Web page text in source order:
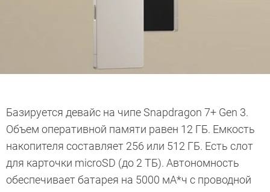
Базируется девайс на чипе Snapdragon 7+ Gen 3.
Объем оперативной памяти равен 12 ГБ. Емкость
накопителя составляет 256 или 512 ГБ. Есть слот
для карточки microSD (до 2 ТБ). Автономность
обеспечивает батарея на 5000 мА*ч с проводной